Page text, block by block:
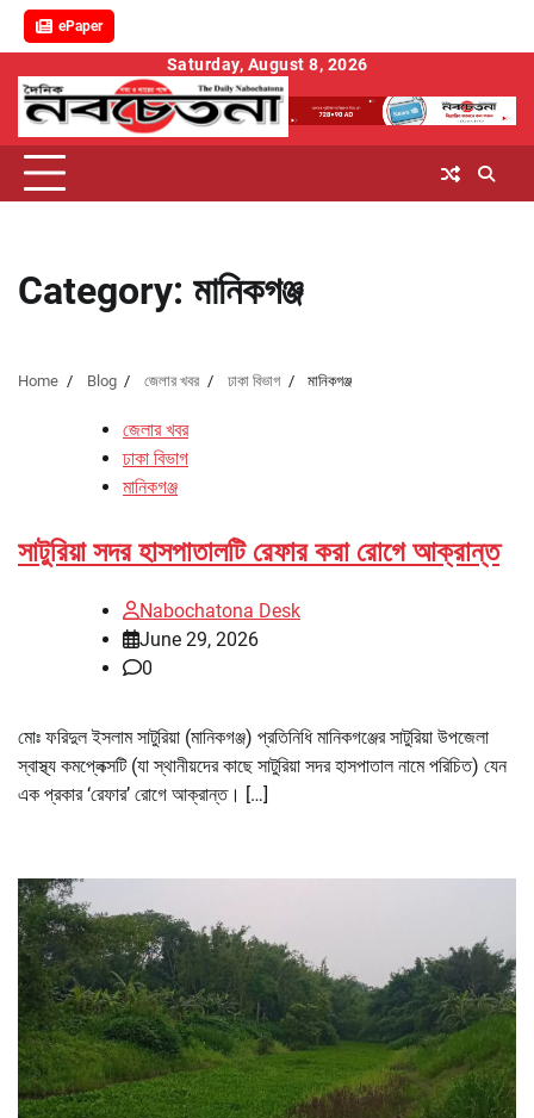
ePaper
content
Saturday, August 8, 2026
Category: মানিকগঞ্জ
Home Blog জেলার খবর ঢাকা বিভাগ মানিকগঞ্জ
জেলার খবর
ঢাকা বিভাগ
মানিকগঞ্জ
সাটুরিয়া সদর হাসপাতালটি রেফার করা রোগে আক্রান্ত
Nabochatona Desk
June 29, 2026
0
মোঃ ফরিদুল ইসলাম সাটুরিয়া (মানিকগঞ্জ) প্রতিনিধি মানিকগঞ্জের সাটুরিয়া উপজেলা
স্বাস্থ্য কমপ্লেক্সটি (যা স্থানীয়দের কাছে সাটুরিয়া সদর হাসপাতাল নামে পরিচিত) যেন
এক প্রকার ‘রেফার’ রোগে আক্রান্ত। […]